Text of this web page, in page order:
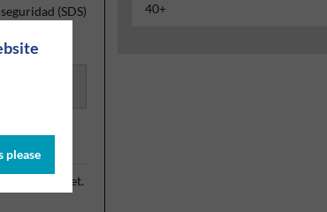
please
40+
(SDS)
la hoja
place gasket.